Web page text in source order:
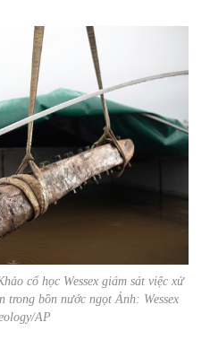
cổ học Wessex giám sát việc xử
trong bồn nước ngọt Ảnh: Wessex
AP